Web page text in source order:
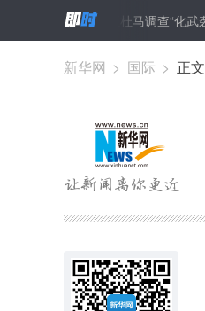
入叙利亚杜马调查“化武袭击”事件
新华网 > 国际 > 正文